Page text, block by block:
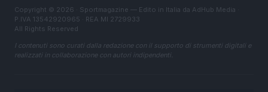
Copyright © 2026 · Sportmagazine — Edito in Italia da AdHub Media
P.IVA 13542920965 · REA MI 2729933
All Rights Reserved
I contenuti sono curati dalla redazione con il supporto di strumenti digitali e
realizzati in collaborazione con autori indipendenti.